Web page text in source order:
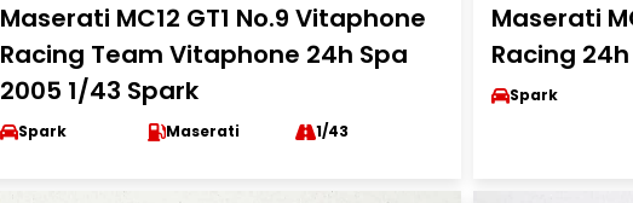
Maserati MC12 GT1 No.9 Vitaphone
Racing Team Vitaphone 24h Spa
2005 1/43 Spark
Spark Maserati 1/43
Maserati
Racing
Spark